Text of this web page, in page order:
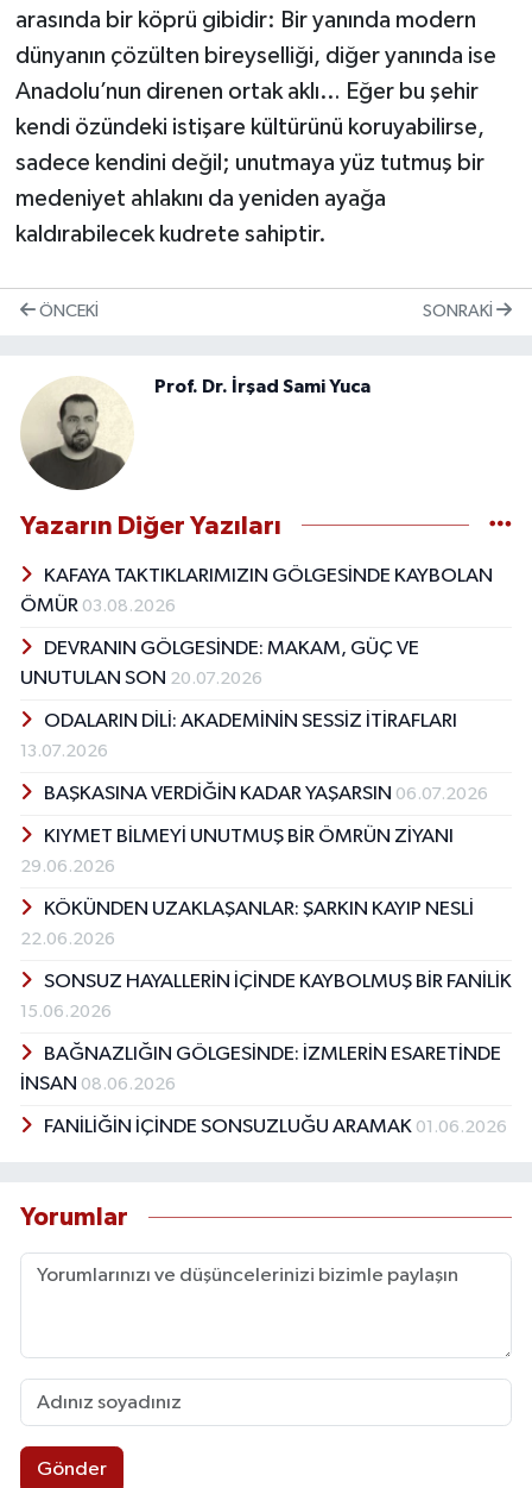
arasında bir köprü gibidir: Bir yanında modern
dünyanın çözülten bireyselliği, diğer yanında ise
Anadolu’nun direnen ortak aklı… Eğer bu şehir
kendi özündeki istişare kültürünü koruyabilirse,
sadece kendini değil; unutmaya yüz tutmuş bir
medeniyet ahlakını da yeniden ayağa
kaldırabilecek kudrete sahiptir.
ÖNCEKI SONRAKI
Prof. Dr. İrşad Sami Yuca
Yazarın Diğer Yazıları
KAFAYA TAKTIKLARIMIZIN GÖLGESİNDE KAYBOLAN
ÖMÜR 03.08.2026
DEVRANIN GÖLGESİNDE: MAKAM, GÜÇ VE
UNUTULAN SON 20.07.2026
ODALARIN DİLİ: AKADEMİNİN SESSİZ İTİRAFLARI
13.07.2026
BAŞKASINA VERDİĞİN KADAR YAŞARSIN 06.07.2026
KIYMET BİLMEYİ UNUTMUŞ BİR ÖMRÜN ZİYANI
29.06.2026
KÖKÜNDEN UZAKLAŞANLAR: ŞARKIN KAYIP NESLİ
22.06.2026
SONSUZ HAYALLERİN İÇİNDE KAYBOLMUŞ BİR FANİLİK
15.06.2026
BAĞNAZLIĞIN GÖLGESİNDE: İZMLERİN ESARETİNDE
İNSAN 08.06.2026
FANİLİĞİN İÇİNDE SONSUZLUĞU ARAMAK 01.06.2026
Yorumlar
Gönder